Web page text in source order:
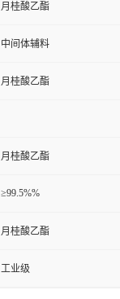
月桂酸乙酯
中间体辅料
月桂酸乙酯
月桂酸乙酯
≥99.5%%
月桂酸乙酯
工业级